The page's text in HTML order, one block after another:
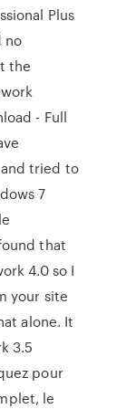
Plus
no
the
- Full
tried to
7
that
4.0 so I
your site
alone. It
3.5
pour
le